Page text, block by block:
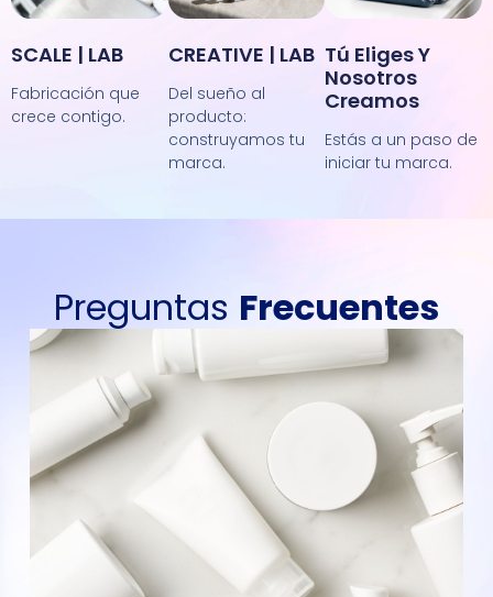
SCALE | LAB
Fabricación que
crece contigo.
CREATIVE | LAB
Del sueño al
producto:
construyamos tu
marca.
Tú Eliges Y
Nosotros
Creamos
Estás a un paso de
iniciar tu marca.
Preguntas Frecuentes